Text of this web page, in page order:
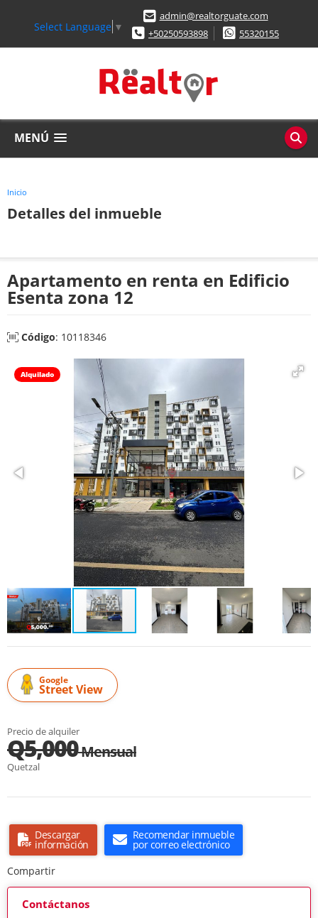
Select Language ▼
admin@realtorguate.com
+50250593898
55320155
MENÚ
Inicio
Detalles del inmueble
Apartamento en renta en Edificio
Esenta zona 12
Código: 10118346
Alquilado
Google
Street View
Precio de alquiler
Q5,000Mensual
Quetzal
Descargar
información
Recomendar inmueble
por correo electrónico
Compartir
Contáctanos